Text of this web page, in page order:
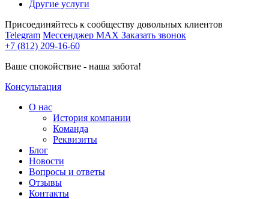
Другие услуги
Присоединяйтесь к сообществу довольных клиентов
Telegram Мессенджер MAX Заказать звонок
+7 (812) 209-16-60
Ваше спокойствие - наша забота!
Консультация
О нас
История компании
Команда
Реквизиты
Блог
Новости
Вопросы и ответы
Отзывы
Контакты